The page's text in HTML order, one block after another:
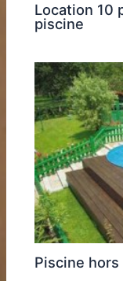
Location 10
piscine
Piscine